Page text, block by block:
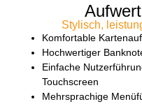
Stylisch,
Komfortable
Hochwertiger
Einfache
Touchscreen
Mehrsprachige